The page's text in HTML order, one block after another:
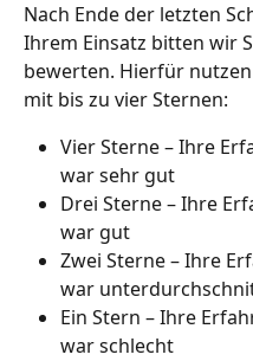
Nach Ende der letzten
Ihrem Einsatz bitten wir
bewerten. Hierfür
mit bis zu vier Sternen:
Vier Sterne – Ihre
war sehr gut
Drei Sterne – Ihre
war gut
Zwei Sterne – Ihre
war
Ein Stern – Ihre
war schlecht